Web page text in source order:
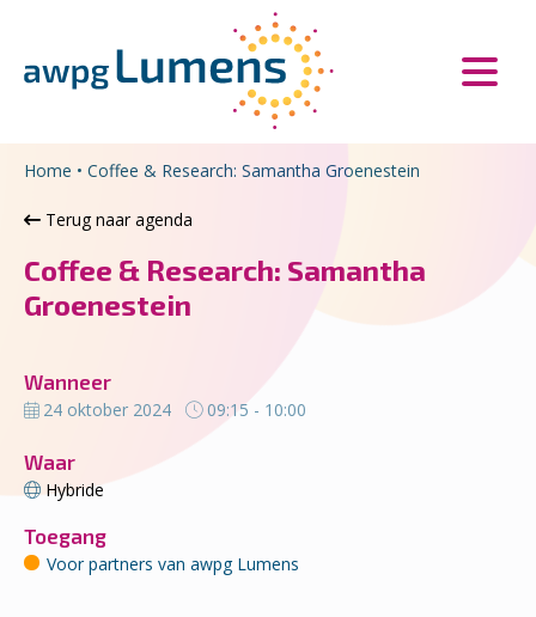
Home • Coffee & Research: Samantha Groenestein
Terug naar agenda
Coffee & Research: Samantha
Groenestein
Wanneer
24 oktober 2024 09:15 - 10:00
Waar
Hybride
Toegang
Voor partners van awpg Lumens